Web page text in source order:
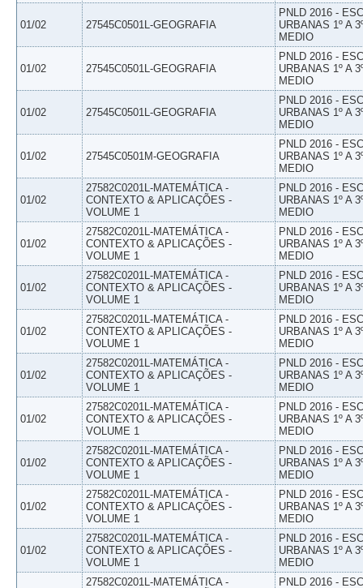
01/02 27545C0501L-GEOGRAFIA
PNLD 2016 -
URBANAS 1º A
MEDIO
01/02 27545C0501L-GEOGRAFIA
PNLD 2016 -
URBANAS 1º A
MEDIO
01/02 27545C0501L-GEOGRAFIA
PNLD 2016 -
URBANAS 1º A
MEDIO
01/02 27545C0501M-GEOGRAFIA
PNLD 2016 -
URBANAS 1º A
MEDIO
01/02
27582C0201L-MATEMÁTICA -
CONTEXTO & APLICAÇÕES -
VOLUME 1
PNLD 2016 -
URBANAS 1º A
MEDIO
01/02
27582C0201L-MATEMÁTICA -
CONTEXTO & APLICAÇÕES -
VOLUME 1
PNLD 2016 -
URBANAS 1º A
MEDIO
01/02
27582C0201L-MATEMÁTICA -
CONTEXTO & APLICAÇÕES -
VOLUME 1
PNLD 2016 -
URBANAS 1º A
MEDIO
01/02
27582C0201L-MATEMÁTICA -
CONTEXTO & APLICAÇÕES -
VOLUME 1
PNLD 2016 -
URBANAS 1º A
MEDIO
01/02
27582C0201L-MATEMÁTICA -
CONTEXTO & APLICAÇÕES -
VOLUME 1
PNLD 2016 -
URBANAS 1º A
MEDIO
01/02
27582C0201L-MATEMÁTICA -
CONTEXTO & APLICAÇÕES -
VOLUME 1
PNLD 2016 -
URBANAS 1º A
MEDIO
01/02
27582C0201L-MATEMÁTICA -
CONTEXTO & APLICAÇÕES -
VOLUME 1
PNLD 2016 -
URBANAS 1º A
MEDIO
01/02
27582C0201L-MATEMÁTICA -
CONTEXTO & APLICAÇÕES -
VOLUME 1
PNLD 2016 -
URBANAS 1º A
MEDIO
01/02
27582C0201L-MATEMÁTICA -
CONTEXTO & APLICAÇÕES -
VOLUME 1
PNLD 2016 -
URBANAS 1º A
MEDIO
27582C0201L-MATEMÁTICA -
PNLD 2016 -